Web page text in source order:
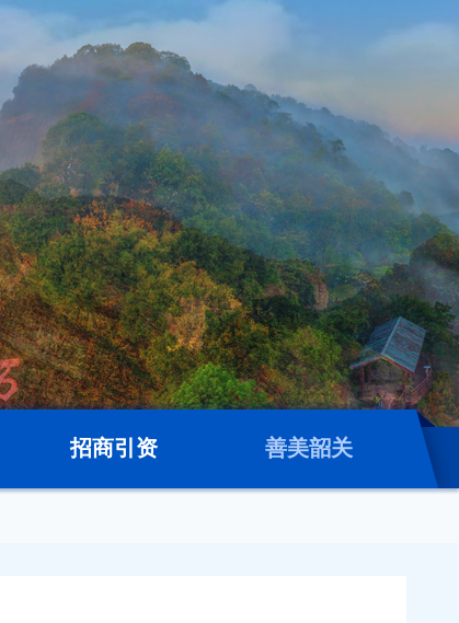
招商引资 善美韶关